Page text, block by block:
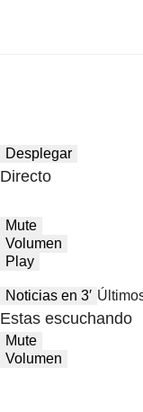
Desplegar
Directo
Mute
Volumen
Play
Noticias en 3′
Estas escuchando
Mute
Volumen